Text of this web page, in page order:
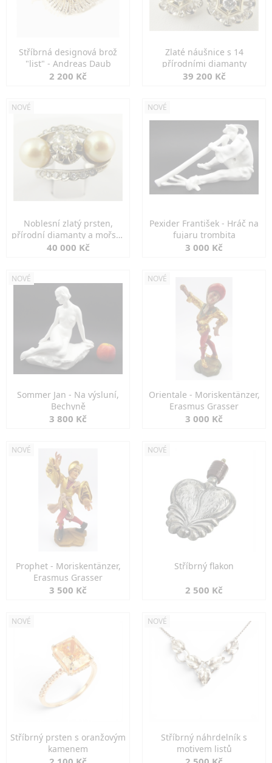
Stříbrná designová brož
"list" - Andreas Daub
2 200 Kč
Zlaté náušnice s 14
přírodními diamanty
39 200 Kč
NOVÉ
Noblesní zlatý prsten,
přírodní diamanty a mořské
perly
40 000 Kč
NOVÉ
Pexider František - Hráč na
fujaru trombita
3 000 Kč
NOVÉ
Sommer Jan - Na výsluní,
Bechyně
3 800 Kč
NOVÉ
Orientale - Moriskentänzer,
Erasmus Grasser
3 000 Kč
NOVÉ
Prophet - Moriskentänzer,
Erasmus Grasser
3 500 Kč
NOVÉ
Stříbrný flakon
2 500 Kč
NOVÉ
Stříbrný prsten s oranžovým
kamenem
NOVÉ
Stříbrný náhrdelník s
motivem listů